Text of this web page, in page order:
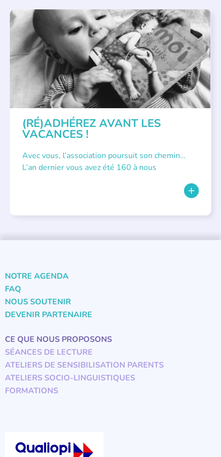
APPEL À SOUTIEN
(RÉ)ADHÉREZ AVANT LES
VACANCES !
Avec vous, l’association poursuit son chemin…
L’an dernier vous avez été 160 à nous
NOTRE AGENDA
FAQ
NOUS SOUTENIR
DEVENIR PARTENAIRE
CE QUE NOUS PROPOSONS
SÉANCES DE LECTURE
ATELIERS DE SENSIBILISATION PARENTS
ATELIERS SOCIO-LINGUISTIQUES
FORMATIONS